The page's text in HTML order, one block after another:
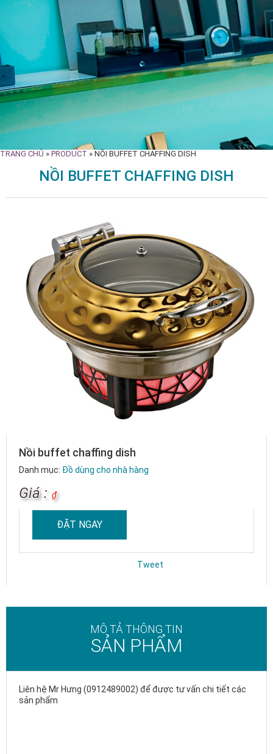
TRANG CHỦ » PRODUCT » NỒI BUFFET CHAFFING DISH
NỒI BUFFET CHAFFING DISH
Nồi buffet chaffing dish
Danh mục: Đồ dùng cho nhà hàng
Giá : ₫
ĐẶT NGAY
Tweet
MÔ TẢ THÔNG TIN
SẢN PHẨM
Liên hệ Mr Hưng (0912489002) để được tư vấn chi tiết các
sản phẩm